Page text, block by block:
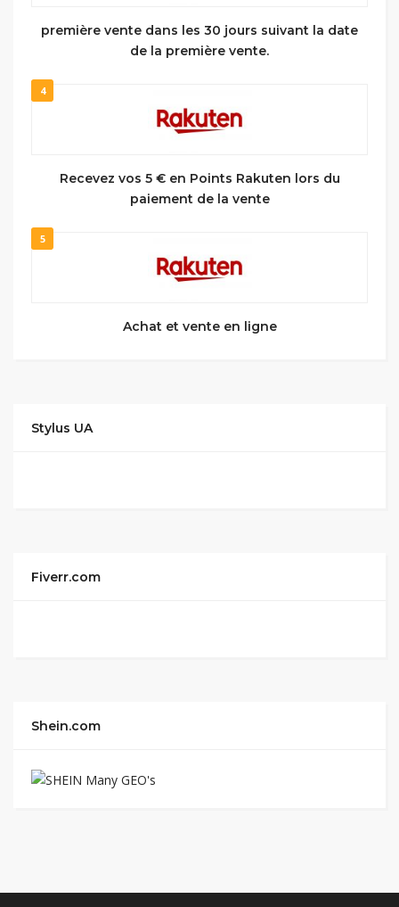
première vente dans les 30 jours suivant la date
de la première vente.
4
Recevez vos 5 € en Points Rakuten lors du
paiement de la vente
5
Achat et vente en ligne
Stylus UA
Fiverr.com
Shein.com